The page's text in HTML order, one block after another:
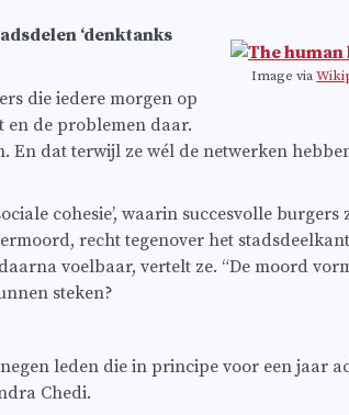
Image via
‘denktanks
die iedere morgen op
en de problemen daar.
dat terwijl ze wél de netwerken
cohesie’, waarin succesvolle burgers
recht tegenover het
voelbaar, vertelt ze. “De moord
steken?
leden die in principe voor een jaar
Chedi.